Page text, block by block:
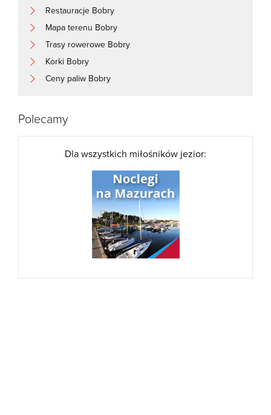
Restauracje Bobry
Mapa terenu Bobry
Trasy rowerowe Bobry
Korki Bobry
Ceny paliw Bobry
Polecamy
Dla wszystkich miłośników jezior: